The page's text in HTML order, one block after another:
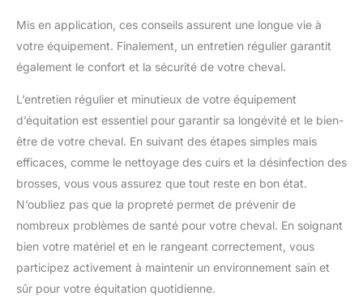
Mis en application, ces conseils assurent une longue vie à
votre équipement. Finalement, un entretien régulier garantit
également le confort et la sécurité de votre cheval.
L’entretien régulier et minutieux de votre équipement
d’équitation est essentiel pour garantir sa longévité et le bien-
être de votre cheval. En suivant des étapes simples mais
efficaces, comme le nettoyage des cuirs et la désinfection des
brosses, vous vous assurez que tout reste en bon état.
N’oubliez pas que la propreté permet de prévenir de
nombreux problèmes de santé pour votre cheval. En soignant
bien votre matériel et en le rangeant correctement, vous
participez activement à maintenir un environnement sain et
sûr pour votre équitation quotidienne.